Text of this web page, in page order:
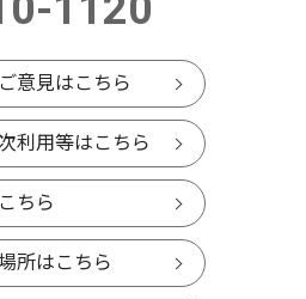
意見はこちら
利用等はこちら
ちら
所はこちら